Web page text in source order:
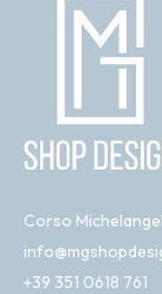
Corso
+39 351 0618 761